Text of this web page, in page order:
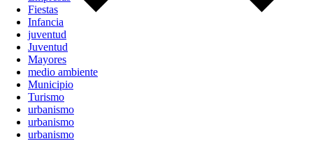
Fiestas
Infancia
juventud
Juventud
Mayores
medio ambiente
Municipio
Turismo
urbanismo
urbanismo
urbanismo